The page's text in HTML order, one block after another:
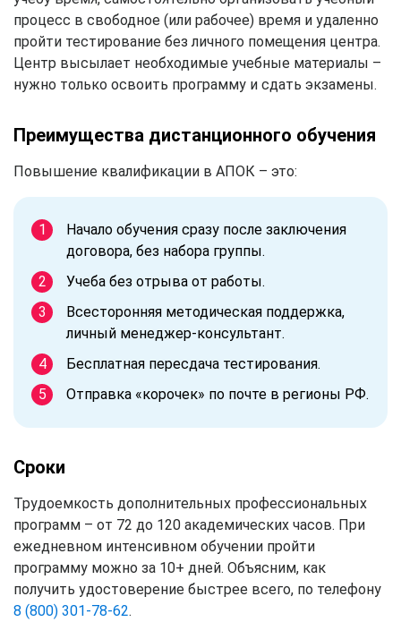
процесс в свободное (или рабочее) время и удаленно
пройти тестирование без личного помещения центра.
Центр высылает необходимые учебные материалы –
нужно только освоить программу и сдать экзамены.
Преимущества дистанционного обучения
Повышение квалификации в АПОК – это:
Начало обучения сразу после заключения
договора, без набора группы.
Учеба без отрыва от работы.
Всесторонняя методическая поддержка,
личный менеджер-консультант.
Бесплатная пересдача тестирования.
Отправка «корочек» по почте в регионы РФ.
Сроки
Трудоемкость дополнительных профессиональных
программ – от 72 до 120 академических часов. При
ежедневном интенсивном обучении пройти
программу можно за 10+ дней. Объясним, как
получить удостоверение быстрее всего, по телефону
8 (800) 301-78-62.